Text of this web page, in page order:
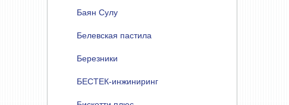
Баян Сулу
Белевская пастила
Березники
БЕСТЕК-инжиниринг